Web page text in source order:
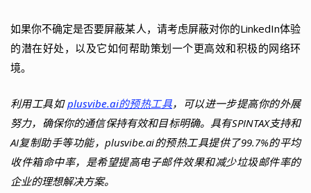
如果你不确定是否要屏蔽某人，请考虑屏蔽对你的LinkedIn体验
的潜在好处，以及它如何帮助策划一个更高效和积极的网络环
境。
利用工具如plusvibe.ai的预热工具，可以进一步提高你的外展
努力，确保你的通信保持有效和目标明确。具有SPINTAX支持和
AI复制助手等功能，plusvibe.ai的预热工具提供了99.7%的平均
收件箱命中率，是希望提高电子邮件效果和减少垃圾邮件率的
企业的理想解决方案。